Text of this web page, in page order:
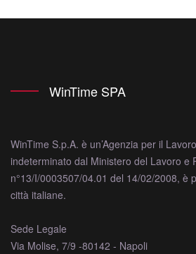
WinTime SPA
WinTime S.p.A. è un’Agenzia per il
indeterminato dal Ministero del Lavoro e
n°13/I/0003507/04.01 del 14/02/2008, è
città italiane.
Sede Legale
Via Molise, 7/9 -80142 - Napoli